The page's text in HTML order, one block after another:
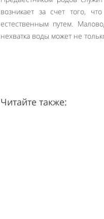
возникает за счет того,
естественным путем.
нехватка воды может не
Читайте также: